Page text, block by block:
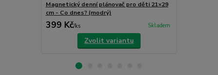
Magnetický denní plánovač pro děti 21×29
cm - Co dnes? (modrý)
399 Kč/ks Skladem
Zvolit variantu